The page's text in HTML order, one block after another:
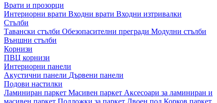
Врати и прозорци
Интериорни врати Входни врати Входни изтривалки
Стълби
Тавански стълби Обезопасителни прегради Модулни стълби
Външни стълби
Корнизи
ПВЦ корнизи
Интериорни панели
Акустични панели Дървени панели
Подови настилки
Ламиниран паркет Масивен паркет Аксесоари за ламиниран и
масивен паркет Подложки за паркет Двоен под Корков паркет